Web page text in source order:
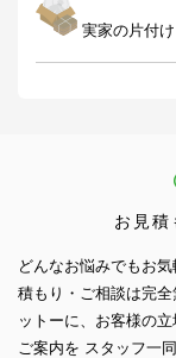
実家の片付け
お見積
どんなお悩みでもお
積もり・ご相談は完全
ットーに、お客様の
ご案内を スタッフ一